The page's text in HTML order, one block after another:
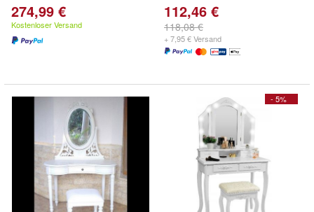
274,99 €
Kostenloser Versand
112,46 €
118,08 €
+ 7,95 € Versand
- 5%